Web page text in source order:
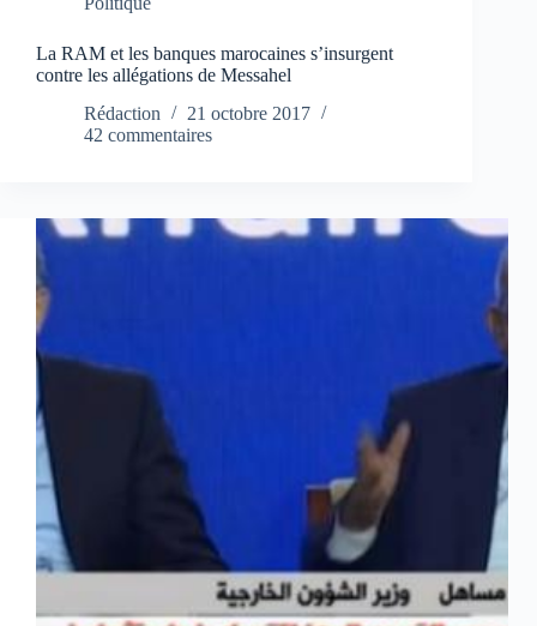
La RAM et les banques marocaines s’insurgent
contre les allégations de Messahel
Rédaction
21 octobre 2017
42 commentaires